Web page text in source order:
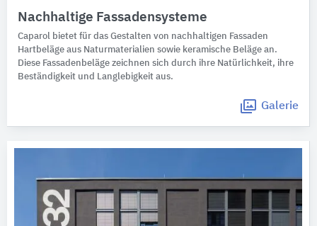
Nachhaltige Fassadensysteme
Caparol bietet für das Gestalten von nachhaltigen Fassaden
Hartbeläge aus Naturmaterialien sowie keramische Beläge an.
Diese Fassadenbeläge zeichnen sich durch ihre Natürlichkeit, ihre
Beständigkeit und Langlebigkeit aus.
Galerie